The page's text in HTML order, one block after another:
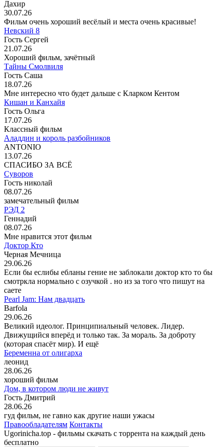
Дахир
30.07.26
Фильм очень хороший весёлый и места очень красивые!
Невский 8
Гость Сергей
21.07.26
Хороший фильм, зачётный
Тайны Смолвиля
Гость Саша
18.07.26
Мне интересно что будет дальше с Кларком Кентом
Кишан и Канхайя
Гость Ольга
17.07.26
Классный фильм
Аладдин и король разбойников
ANTONIO
13.07.26
СПАСИБО ЗА ВСЁ
Суворов
Гость николай
08.07.26
замечательный фильм
РЭД 2
Геннадий
08.07.26
Мне нравится этот фильм
Доктор Кто
Черная Мечница
29.06.26
Если бы еслибы ебланы гение не заблокали доктор кто то бы
смотркла нормально с озучкой . но из за того что пишут на
саете
Pearl Jam: Нам двадцать
Barfola
29.06.26
Великий идеолог. Принципиальный человек. Лидер.
Движущийся вперёд и только так. За мораль. За доброту
(которая спасёт мир). И ещё
Беременна от олигарха
леонид
28.06.26
хороший фильм
Дом, в котором люди не живут
Гость Дмитрий
28.06.26
гуд фильм, не гавно как другие наши ужасы
Правообладателям Контакты
Ugorinicha.top - фильмы скачать с торрента на каждый день
бесплатно